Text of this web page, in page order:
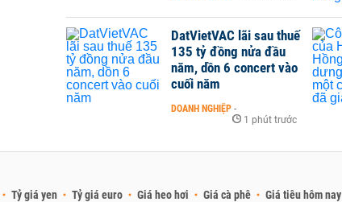
DatVietVAC lãi sau thuế
135 tỷ đồng nửa đầu
năm, dồn 6 concert vào
cuối năm
DOANH NGHIỆP -
1 phút trước
Tỷ giá yen Tỷ giá euro Giá heo hơi Giá cà phê Giá tiêu hôm nay